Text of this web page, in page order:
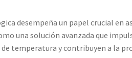
desempeña un papel crucial en
una solución avanzada que
temperatura y contribuyen a la